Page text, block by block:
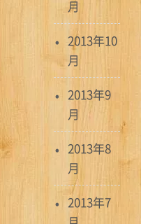
月
2013年10
月
2013年9
月
2013年8
月
2013年7